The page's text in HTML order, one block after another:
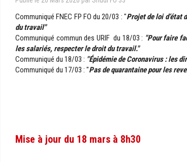
Communiqué FNEC FP FO du 20/03 : "Projet de loi d’état
du travail"
Communiqué commun des URIF du 18/03 : "Pour faire
les salariés, respecter le droit du travail."
Communiqué du 18/03 : "Épidémie de Coronavirus : les
Communiqué du 17/03 : "Pas de quarantaine pour les
Mise à jour du 18 mars à 8h30